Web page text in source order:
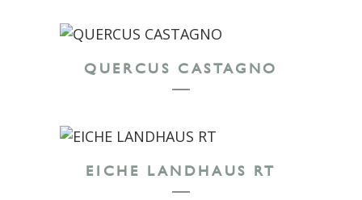
QUERCUS CASTAGNO
EICHE LANDHAUS RT